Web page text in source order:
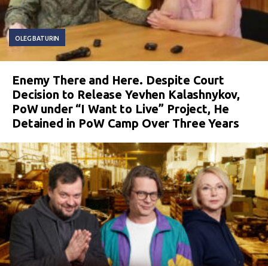
OLEG BATURIN
Enemy There and Here. Despite Court
Decision to Release Yevhen Kalashnykov,
PoW under “I Want to Live” Project, He
Detained in PoW Camp Over Three Years